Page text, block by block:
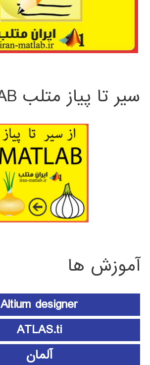
سیر تا پیاز متلب MATLAB
آموزش ها
Altium designer
ATLAS.ti
آلمان